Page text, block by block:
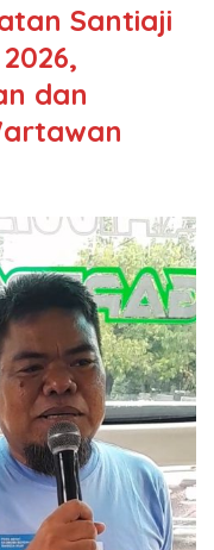
Santiaji
dan